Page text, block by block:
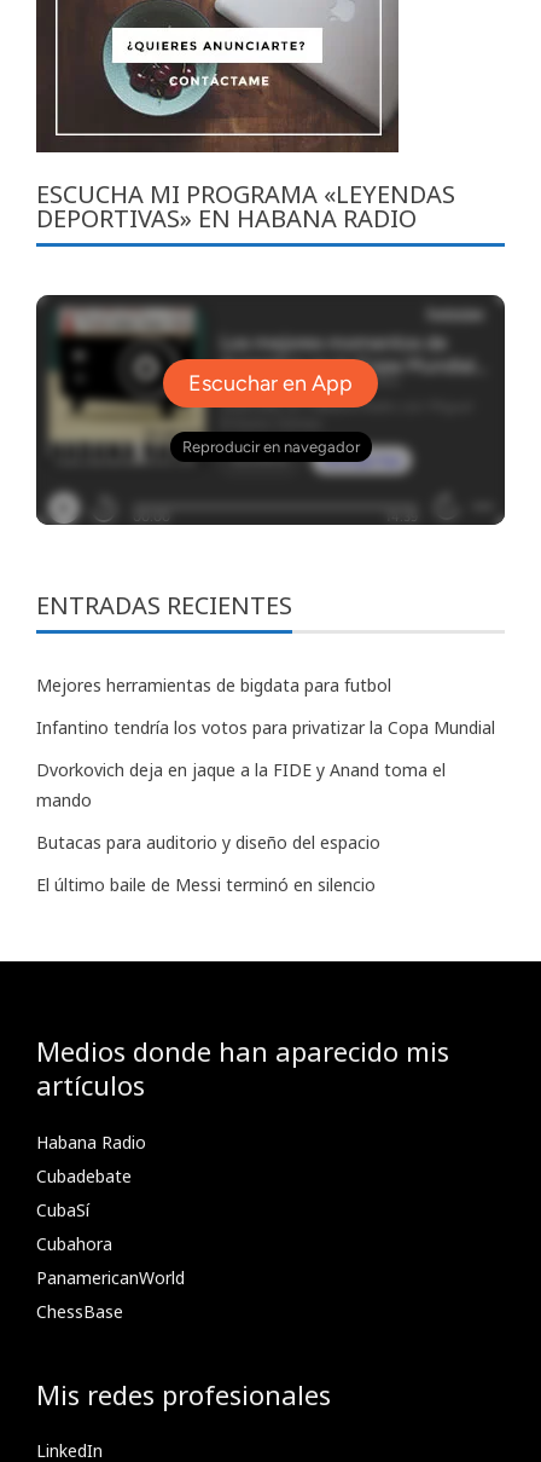
ESCUCHA MI PROGRAMA «LEYENDAS
DEPORTIVAS» EN HABANA RADIO
ENTRADAS RECIENTES
Mejores herramientas de bigdata para futbol
Infantino tendría los votos para privatizar la Copa Mundial
Dvorkovich deja en jaque a la FIDE y Anand toma el
mando
Butacas para auditorio y diseño del espacio
El último baile de Messi terminó en silencio
Medios donde han aparecido mis
artículos
Habana Radio
Cubadebate
CubaSí
Cubahora
PanamericanWorld
ChessBase
Mis redes profesionales
LinkedIn